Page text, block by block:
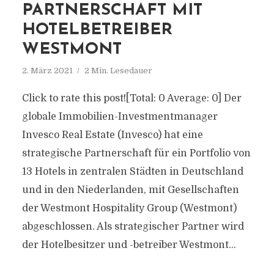
PARTNERSCHAFT MIT
HOTELBETREIBER
WESTMONT
2. März 2021 2 Min. Lesedauer
Click to rate this post![Total: 0 Average: 0] Der
globale Immobilien-Investmentmanager
Invesco Real Estate (Invesco) hat eine
strategische Partnerschaft für ein Portfolio von
13 Hotels in zentralen Städten in Deutschland
und in den Niederlanden, mit Gesellschaften
der Westmont Hospitality Group (Westmont)
abgeschlossen. Als strategischer Partner wird
der Hotelbesitzer und -betreiber Westmont...